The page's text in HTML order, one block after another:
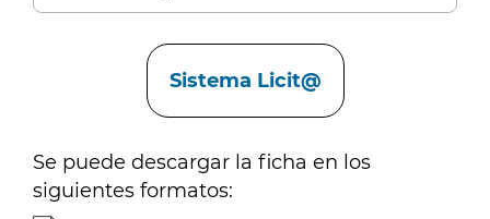
Sistema Licit@
Se puede descargar la ficha en los
siguientes formatos: